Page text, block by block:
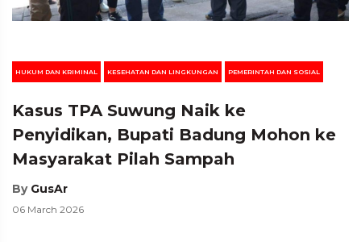
HUKUM DAN KRIMINAL KESEHATAN DAN LINGKUNGAN PEMERINTAH DAN SOSIAL
Kasus TPA Suwung Naik ke
Penyidikan, Bupati Badung Mohon ke
Masyarakat Pilah Sampah
By GusAr
06 March 2026